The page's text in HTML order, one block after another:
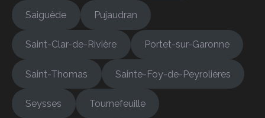
Saiguède Pujaudran
Saint-Clar-de-Rivière Portet-sur-Garonne
Saint-Thomas Sainte-Foy-de-Peyrolières
Seysses Tournefeuille